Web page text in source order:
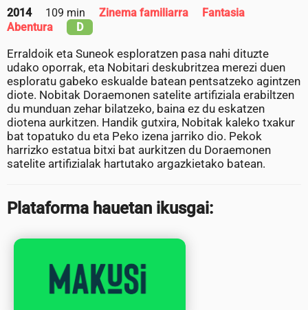
2014 109 min Zinema familiarra
Fantasia
Abentura
D
Erraldoik eta Suneok esploratzen pasa nahi dituzte
udako oporrak, eta Nobitari deskubritzea merezi duen
esploratu gabeko eskualde batean pentsatzeko agintzen
diote. Nobitak Doraemonen satelite artifiziala erabiltzen
du munduan zehar bilatzeko, baina ez du eskatzen
diotena aurkitzen. Handik gutxira, Nobitak kaleko txakur
bat topatuko du eta Peko izena jarriko dio. Pekok
harrizko estatua bitxi bat aurkitzen du Doraemonen
satelite artifizialak hartutako argazkietako batean.
Plataforma hauetan ikusgai: